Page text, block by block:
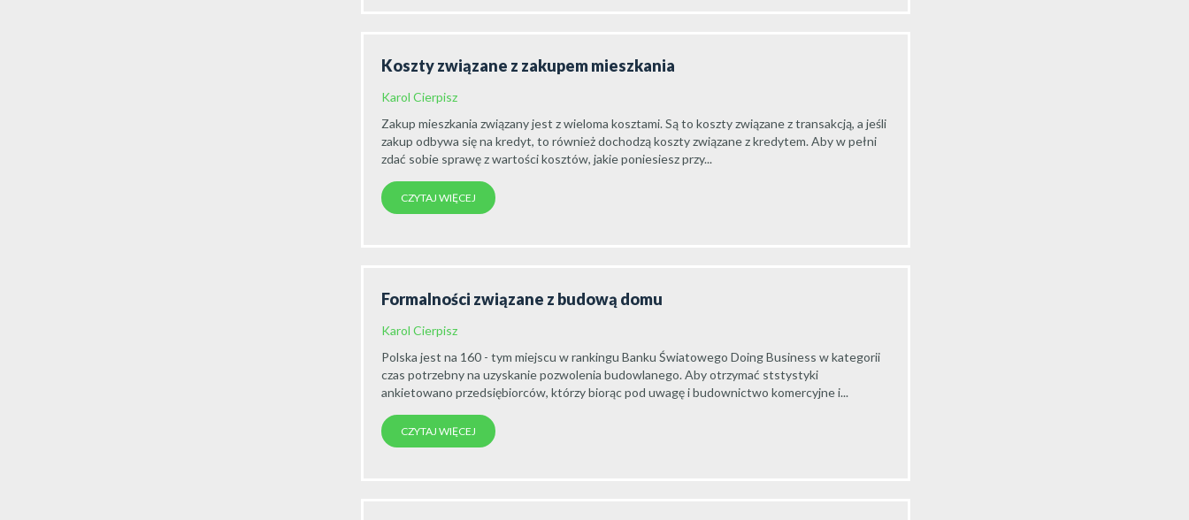
Koszty związane z zakupem mieszkania
Karol Cierpisz
Zakup mieszkania związany jest z wieloma kosztami. Są to koszty związane z transakcją, a jeśli
zakup odbywa się na kredyt, to również dochodzą koszty związane z kredytem. Aby w pełni
zdać sobie sprawę z wartości kosztów, jakie poniesiesz przy...
CZYTAJ WIĘCEJ
Formalności związane z budową domu
Karol Cierpisz
Polska jest na 160 - tym miejscu w rankingu Banku Światowego Doing Business w kategorii
czas potrzebny na uzyskanie pozwolenia budowlanego. Aby otrzymać ststystyki
ankietowano przedsiębiorców, którzy biorąc pod uwagę i budownictwo komercyjne i...
CZYTAJ WIĘCEJ